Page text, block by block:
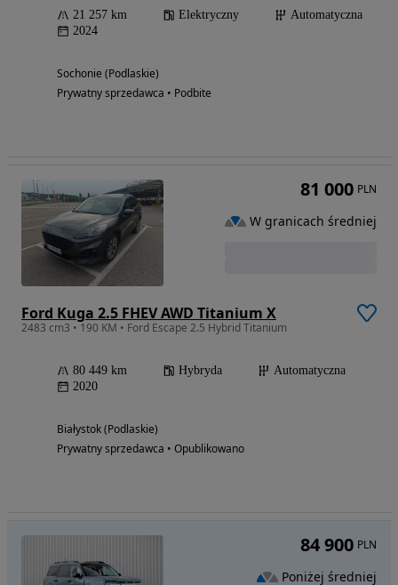
21 257 km Elektryczny
Automatyczna
2024
Sochonie (Podlaskie)
Prywatny sprzedawca • Podbite
Ford Kuga 2.5 FHEV AWD Titanium X
2483 cm3 • 190 KM • Ford Escape 2.5 Hybrid Titanium
80 449 km Hybryda
Automatyczna
2020
Białystok (Podlaskie)
Prywatny sprzedawca • Opublikowano
81 000 PLN
W granicach średniej
84 900 PLN
Poniżej średniej